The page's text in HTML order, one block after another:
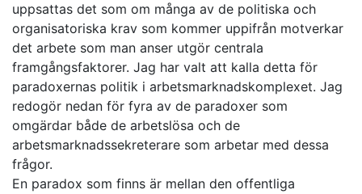
uppsattas det som om många av de politiska och
organisatoriska krav som kommer uppifrån motverkar
det arbete som man anser utgör centrala
framgångsfaktorer. Jag har valt att kalla detta för
paradoxernas politik i arbetsmarknadskomplexet. Jag
redogör nedan för fyra av de paradoxer som
omgärdar både de arbetslösa och de
arbetsmarknadssekreterare som arbetar med dessa
frågor.
En paradox som finns är mellan den offentliga